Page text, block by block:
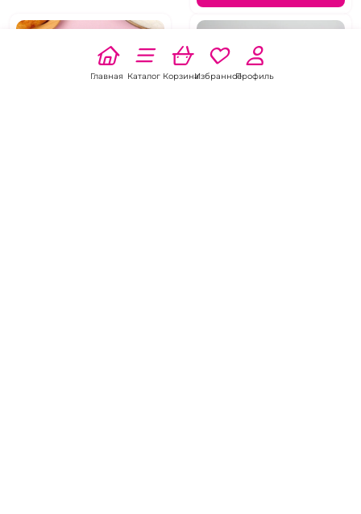
Главная Каталог КорзинаИзбранноеПрофиль